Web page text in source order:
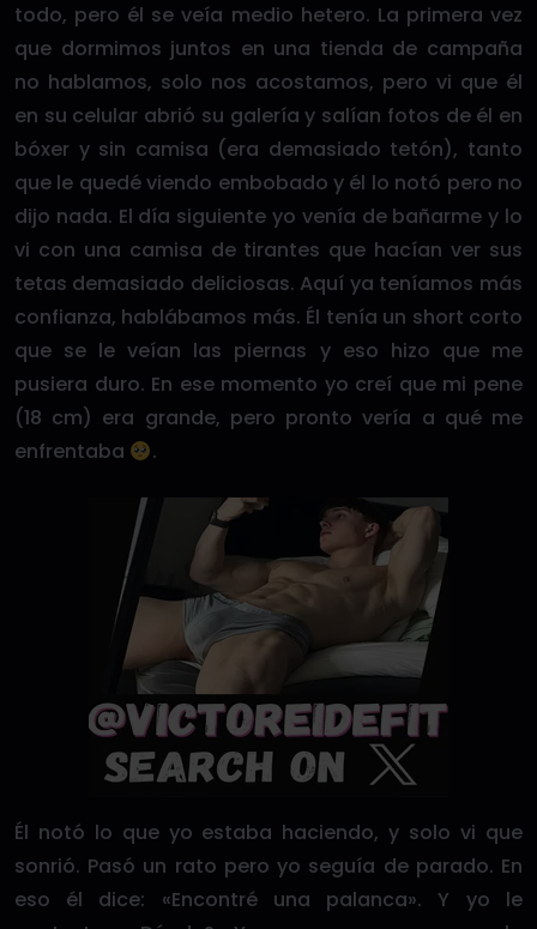
todo, pero él se veía medio hetero. La primera vez
que dormimos juntos en una tienda de campaña
no hablamos, solo nos acostamos, pero vi que él
en su celular abrió su galería y salían fotos de él en
bóxer y sin camisa (era demasiado tetón), tanto
que le quedé viendo embobado y él lo notó pero no
dijo nada. El día siguiente yo venía de bañarme y lo
vi con una camisa de tirantes que hacían ver sus
tetas demasiado deliciosas. Aquí ya teníamos más
confianza, hablábamos más. Él tenía un short corto
que se le veían las piernas y eso hizo que me
pusiera duro. En ese momento yo creí que mi pene
(18 cm) era grande, pero pronto vería a qué me
enfrentaba
.
Él notó lo que yo estaba haciendo, y solo vi que
sonrió. Pasó un rato pero yo seguía de parado. En
eso él dice: «Encontré una palanca». Y yo le